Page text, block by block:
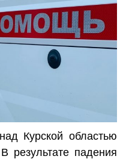
Курской областью
результате падения